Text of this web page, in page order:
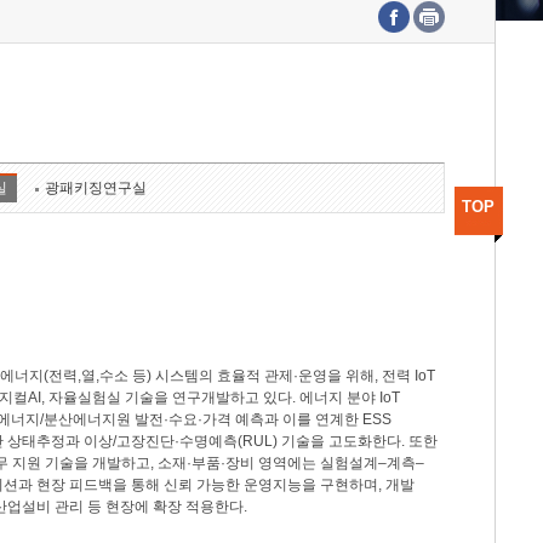
기획본부
광패키징연구실
지(전력,열,수소 등) 시스템의 효율적 관제·운영을 위해, 전력 IoT
컬AI, 자율실험실 기술을 연구개발하고 있다. 에너지 분야 IoT
지/분산에너지원 발전·수요·가격 예측과 이를 연계한 ESS
태추정과 이상/고장진단·수명예측(RUL) 기술을 고도화한다. 또한
지원 기술을 개발하고, 소재·부품·장비 영역에는 실험설계–계측–
과 현장 피드백을 통해 신뢰 가능한 운영지능을 구현하며, 개발
업설비 관리 등 현장에 확장 적용한다.
TOP